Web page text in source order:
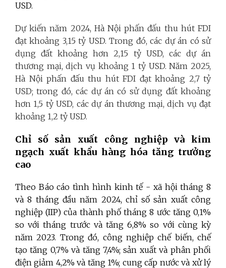
USD.
Dự kiến năm 2024, Hà Nội phấn đấu thu hút FDI
đạt khoảng 3,15 tỷ USD. Trong đó, các dự án có sử
dụng đất khoảng hơn 2,15 tỷ USD, các dự án
thương mại, dịch vụ khoảng 1 tỷ USD. Năm 2025,
Hà Nội phấn đấu thu hút FDI đạt khoảng 2,7 tỷ
USD; trong đó, các dự án có sử dụng đất khoảng
hơn 1,5 tỷ USD, các dự án thương mại, dịch vụ đạt
khoảng 1,2 tỷ USD.
Chỉ số sản xuất công nghiệp và kim
ngạch xuất khẩu hàng hóa tăng trưởng
cao
Theo Báo cáo tình hình kinh tế - xã hội tháng 8
và 8 tháng đầu năm 2024, chỉ số sản xuất công
nghiệp (IIP) của thành phố tháng 8 ước tăng 0,1%
so với tháng trước và tăng 6,8% so với cùng kỳ
năm 2023. Trong đó, công nghiệp chế biến, chế
tạo tăng 0,7% và tăng 7,4%; sản xuất và phân phối
điện giảm 4,2% và tăng 1%; cung cấp nước và xử lý